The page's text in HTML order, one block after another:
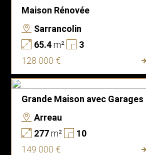
Maison Rénovée
Sarrancolin
65.4m²
3
128 000 €
Grande Maison avec
Arreau
277m²
10
149 000 €